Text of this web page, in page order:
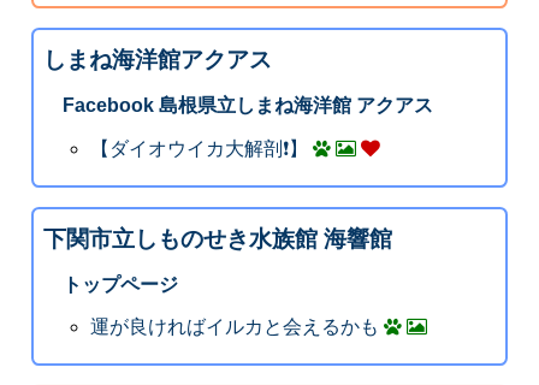
しまね海洋館アクアス
Facebook 島根県立しまね海洋館 アクアス
【ダイオウイカ大解剖❗️】
下関市立しものせき水族館 海響館
トップページ
運が良ければイルカと会えるかも